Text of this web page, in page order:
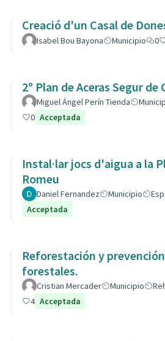
Creació d'un Casal de
Isabel Bou Bayona Municipio 0
2º Plan de Aceras Segur de
Miguel Ángel Perín Tienda
0 Acceptada
Instal·lar jocs d'aigua a la
Romeu
Daniel Fernandez Municipio
Acceptada
Reforestación y
forestales.
Cristian Mercader Municipio
4 Acceptada